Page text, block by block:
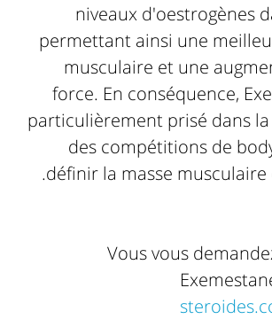
niveaux d'oestrogènes
permettant ainsi une
musculaire et une
force. En conséquence,
particulièrement prisé dans
des compétitions de
définir la masse musculaire
Vous vous